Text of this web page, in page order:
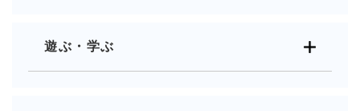
遊ぶ・学ぶ